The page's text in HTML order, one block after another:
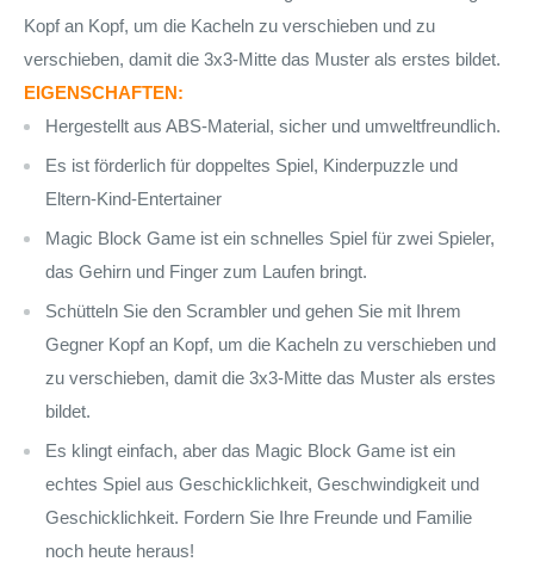
Kopf an Kopf, um die Kacheln zu verschieben und zu
verschieben, damit die 3x3-Mitte das Muster als erstes bildet.
EIGENSCHAFTEN:
Hergestellt aus ABS-Material, sicher und umweltfreundlich.
Es ist förderlich für doppeltes Spiel, Kinderpuzzle und
Eltern-Kind-Entertainer
Magic Block Game ist ein schnelles Spiel für zwei Spieler,
das Gehirn und Finger zum Laufen bringt.
Schütteln Sie den Scrambler und gehen Sie mit Ihrem
Gegner Kopf an Kopf, um die Kacheln zu verschieben und
zu verschieben, damit die 3x3-Mitte das Muster als erstes
bildet.
Es klingt einfach, aber das Magic Block Game ist ein
echtes Spiel aus Geschicklichkeit, Geschwindigkeit und
Geschicklichkeit. Fordern Sie Ihre Freunde und Familie
noch heute heraus!